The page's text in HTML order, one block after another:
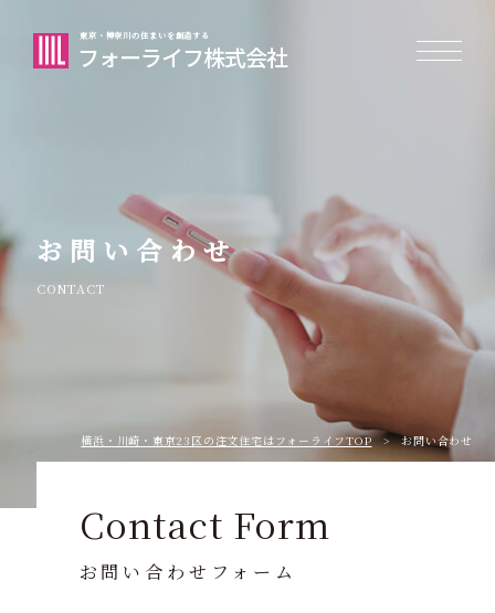
東京・神奈川の住まいを創造する
フォーライフ株式会社
お問い合わせ
CONTACT
横浜・川崎・東京23区の注⽂住宅はフォーライフTOP お問い合わせ
Contact Form
お問い合わせフォーム